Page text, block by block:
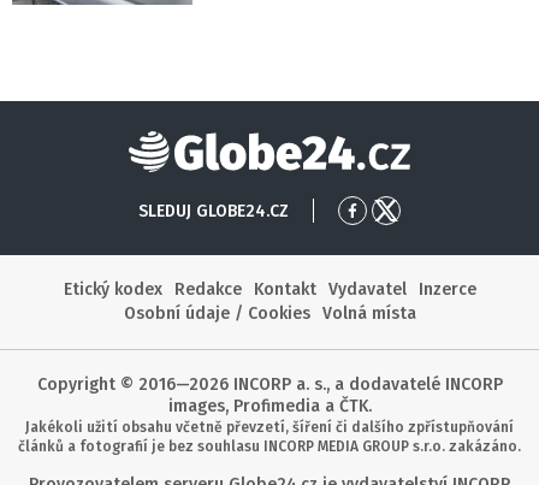
Globe24
SLEDUJ GLOBE24.CZ
Přejít
Facebook
Přejít
X
Etický kodex
Redakce Kontakt Vydavatel
Inzerce
Osobní údaje / Cookies
Volná místa
Copyright © 2016—2026 INCORP a. s., a dodavatelé INCORP
images, Profimedia a ČTK.
Jakékoli užití obsahu včetně převzetí, šíření či dalšího zpřístupňování
článků a fotografií je bez souhlasu INCORP MEDIA GROUP s.r.o. zakázáno.